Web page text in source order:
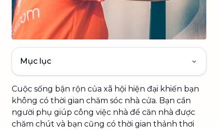
Mục lục
Cuộc sống bận rộn của xã hội hiện đại khiến bạn
không có thời gian chăm sóc nhà cửa. Bạn cần
người phụ giúp công việc nhà để căn nhà được
chăm chút và bạn cũng có thời gian thảnh thơi